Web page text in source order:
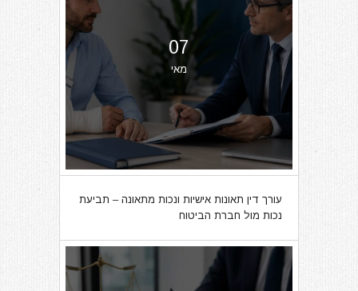
07
מאי
עורך דין תאונות אישיות ונכות מתאונה – תביעת
נכות מול חברת הביטוח